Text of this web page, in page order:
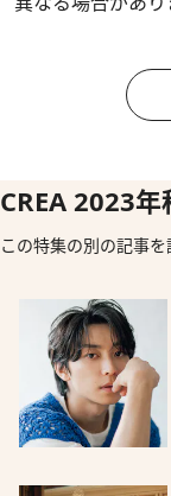
CREA 2023
この特集の別の記事を